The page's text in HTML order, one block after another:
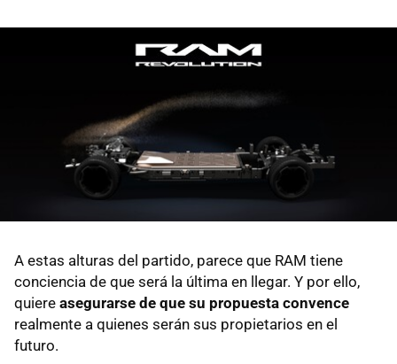
A estas alturas del partido, parece que RAM tiene
conciencia de que será la última en llegar. Y por ello,
quiere asegurarse de que su propuesta convence
realmente a quienes serán sus propietarios en el
futuro.